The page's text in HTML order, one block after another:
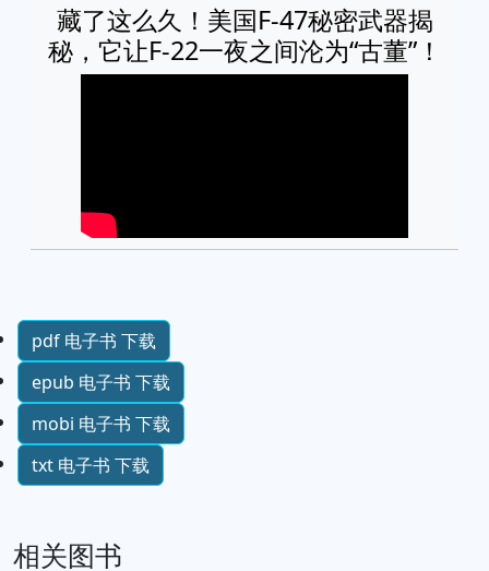
藏了这么久！美国F-47秘密武器揭
秘，它让F-22一夜之间沦为“古董”！
pdf 电子书 下载
epub 电子书 下载
mobi 电子书 下载
txt 电子书 下载
相关图书